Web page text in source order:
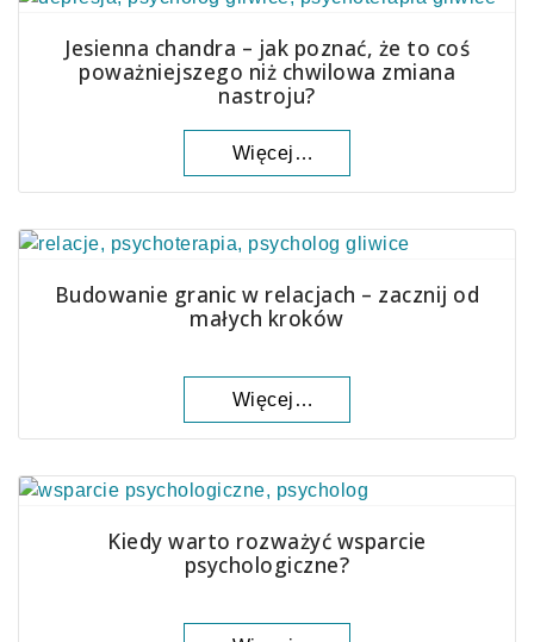
Jesienna chandra – jak poznać, że to coś
poważniejszego niż chwilowa zmiana
nastroju?
Więcej…
Budowanie granic w relacjach – zacznij od
małych kroków
Więcej…
Kiedy warto rozważyć wsparcie
psychologiczne?